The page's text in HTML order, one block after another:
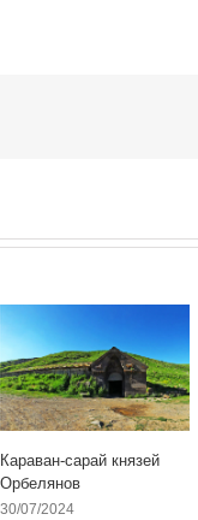
Караван-сарай князей
Орбелянов
30/07/2024